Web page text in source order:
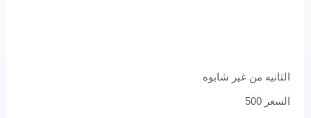
الثانيه من غير شابوه
السعر 500